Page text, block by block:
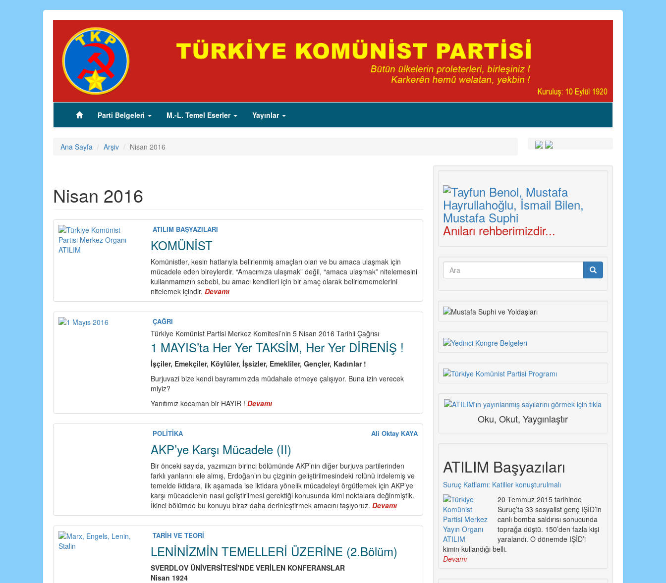
(current)Parti Belgeleri M.-L. Temel Eserler Yayınlar
Ana Sayfa Arşiv Nisan 2016
Nisan 2016
ATILIM BAŞYAZILARI
KOMÜNİST
Komünistler, kesin hatlarıyla belirlenmiş amaçları olan ve bu amaca ulaşmak için
mücadele eden bireylerdir. “Amacımıza ulaşmak” değil, “amaca ulaşmak” nitelemesini
kullanmamızın sebebi, bu amacı kendileri için bir amaç olarak belirlememelerini
nitelemek içindir.Devamı
KOMÜNİST
ÇAĞRI
Türkiye Komünist Partisi Merkez Komitesi’nin 5 Nisan 2016 Tarihli Çağrısı
1 MAYIS’ta Her Yer TAKSİM, Her Yer DİRENİŞ !
İşçiler, Emekçiler, Köylüler, İşsizler, Emekliler, Gençler, Kadınlar !
Burjuvazi bize kendi bayramımızda müdahale etmeye çalışıyor. Buna izin verecek
miyiz?
Yanıtımız kocaman bir HAYIR !Devamı
1
MAYIS’ta
TAKSİM,
Her
Yer
DİRENİŞ
!
POLİTİKA Ali Oktay KAYA
AKP’ye Karşı Mücadele (II)
Bir önceki sayıda, yazımızın birinci bölümünde AKP’nin diğer burjuva partilerinden
farklı yanlarını ele almış, Erdoğan’ın bu çizginin geliştirilmesindeki rolünü irdelemiş ve
temelde iktidara, ilk aşamada ise iktidara yönelik mücadeleyi örgütlemek için AKP’ye
karşı mücadelenin nasıl geliştirilmesi gerektiği konusunda kimi noktalara değinmiştik.
İkinci bölümde bu konuyu biraz daha derinleştirmek amacını taşıyoruz.Devamı
AKP’ye
Karşı
TARİH VE TEORİ
LENİNİZMİN TEMELLERİ ÜZERİNE (2.Bölüm)
SVERDLOV ÜNİVERSİTESİ'NDE VERİLEN KONFERANSLAR
Nisan 1924
Anıları rehberimizdir...
Arama
Oku, Okut, Yaygınlaştır
ATILIM Başyazıları
Suruç Katliamı: Katiller konuşturulmalı
20 Temmuz 2015 tarihinde
Suruç’ta 33 sosyalist genç IŞİD’in
canlı bomba saldırısı sonucunda
toprağa düştü. 150’den fazla kişi
yaralandı. O dönemde IŞİD’i
kimin kullandığı belli.
Devamı